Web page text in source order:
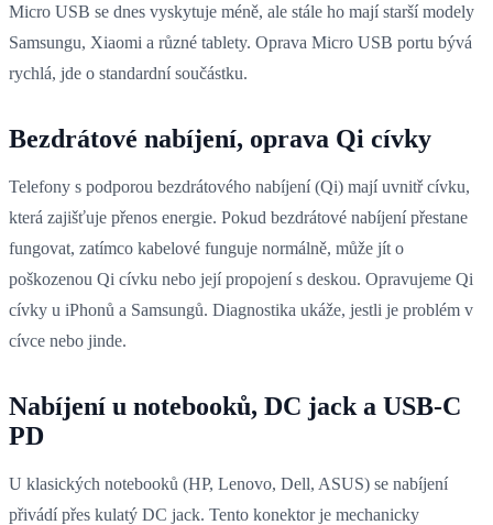
Micro USB se dnes vyskytuje méně, ale stále ho mají starší modely
Samsungu, Xiaomi a různé tablety. Oprava Micro USB portu bývá
rychlá, jde o standardní součástku.
Bezdrátové nabíjení, oprava Qi cívky
Telefony s podporou bezdrátového nabíjení (Qi) mají uvnitř cívku,
která zajišťuje přenos energie. Pokud bezdrátové nabíjení přestane
fungovat, zatímco kabelové funguje normálně, může jít o
poškozenou Qi cívku nebo její propojení s deskou. Opravujeme Qi
cívky u iPhonů a Samsungů. Diagnostika ukáže, jestli je problém v
cívce nebo jinde.
Nabíjení u notebooků, DC jack a USB-C
PD
U klasických notebooků (HP, Lenovo, Dell, ASUS) se nabíjení
přivádí přes kulatý DC jack. Tento konektor je mechanicky